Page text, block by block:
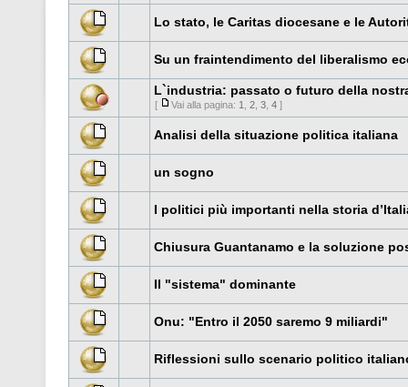
Lo stato, le Caritas diocesane e le
Su un fraintendimento del liberalismo
L`industria: passato o futuro della
[ Vai alla pagina: 1 2 3 4 ]
Analisi della situazione politica italiana
un sogno
I politici più importanti nella storia
Chiusura Guantanamo e la soluzione
Il "sistema" dominante
Onu: "Entro il 2050 saremo 9 miliardi"
Riflessioni sullo scenario politico